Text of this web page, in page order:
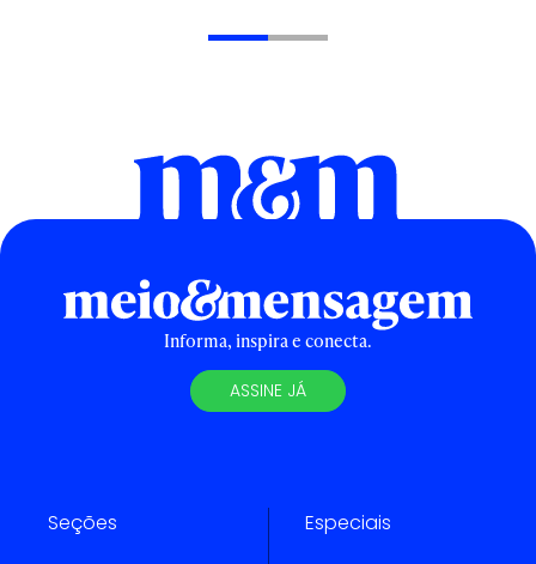
Informa, inspira e conecta.
ASSINE JÁ
Seções Especiais